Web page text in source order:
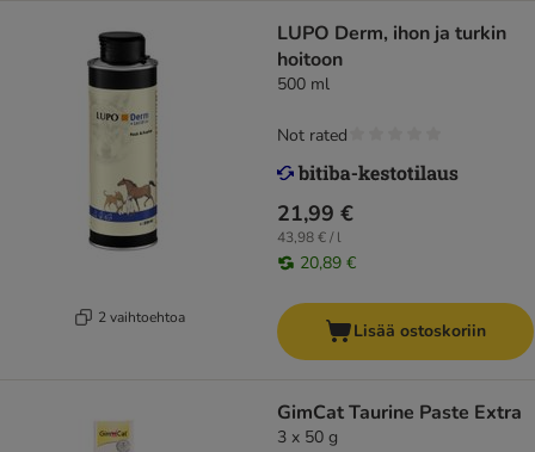
2 vaihtoehtoa
LUPO Derm, ihon ja turkin
hoitoon
500 ml
21,99 €
43,98 € / l
20,89 €
Not rated
Lisää ostoskoriin
GimCat Taurine Paste Extra
3 x 50 g